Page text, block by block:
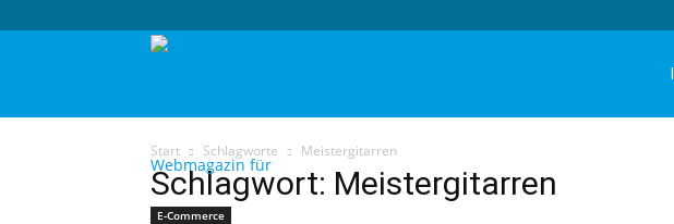
Start Schlagworte Meistergitarren
Schlagwort: Meistergitarren
E-Commerce